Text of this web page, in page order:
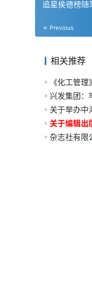
Previous
相关推荐
《化工管
兴发集团：